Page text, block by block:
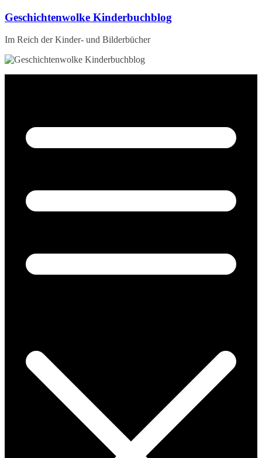
Zum
springen
Geschichtenwolke Kinderbuchblog
Im Reich der Kinder- und Bilderbücher